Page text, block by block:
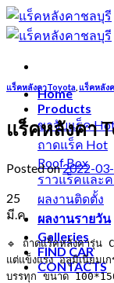
Skip
to
content
Home
Products
ขาจับแร็ค
ถาดแร็ค
Roof Box
ราวแร็คและ
ผลงานติดตั้ง
ผลงานรายวัน
Galleries
FIND CAR
CONTACTS
แร็คหลังคาToyota แร็คหลัง
แร็คหลังคา
Posted on2022-
25
มี.ค.
🔹 ถาดแร็คหลังคารุ่น
แต่แข็งแรง อลูมิเนียมเก
บรรทุก ขนาด